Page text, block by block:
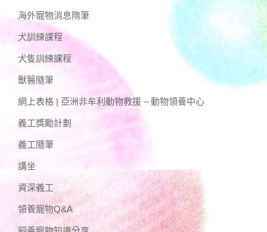
海外寵物消息隋筆
犬訓練課程
犬隻訓練課程
獸醫隨筆
網上表格 | 亞洲非牟利動物救援 – 動物領養中心
義工獎勵計劃
義工隨筆
講坐
資深義工
領養寵物Q&A